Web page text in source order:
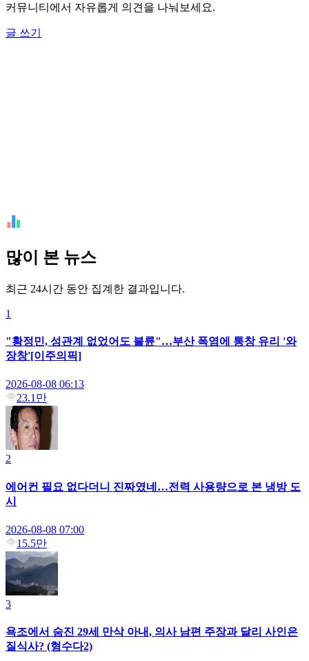
커뮤니티에서 자유롭게 의견을 나눠보세요.
글 쓰기
많이 본 뉴스
최근 24시간 동안 집계한 결과입니다.
1
"황정민, 성관계 없었어도 불륜"…부산 폭염에 통창 유리 '와
장창'[이주의픽]
2026-08-08 06:13
23.1만
2
에어컨 필요 없다더니 진짜였네…전력 사용량으로 본 냉방 도
시
2026-08-08 07:00
15.5만
3
욕조에서 숨진 29세 만삭 아내, 의사 남편 주장과 달리 사인은
질식사? (형수다2)